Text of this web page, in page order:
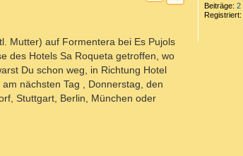
Beiträge: 2
Registriert:
Mutter) auf Formentera bei Es Pujols
des Hotels Sa Roqueta getroffen, wo
Du schon weg, in Richtung Hotel
nächsten Tag , Donnerstag, den
Stuttgart, Berlin, München oder